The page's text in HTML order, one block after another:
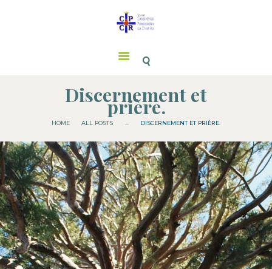
Discernement et
prière.
HOME ALL POSTS DISCERNEMENT ET PRIÈRE.
Soeurs CPCR
RETRAITE SPI. DE ST
SOEURS CPCR
SAINT JOSEPH
MESSES
NOUS SOUTENIR
NOS CONTACTS
FRATERNITÉS